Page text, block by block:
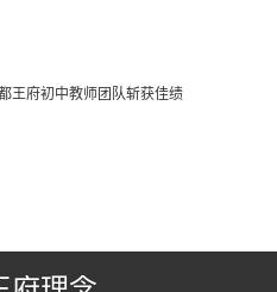
府初中教师团队斩获佳绩